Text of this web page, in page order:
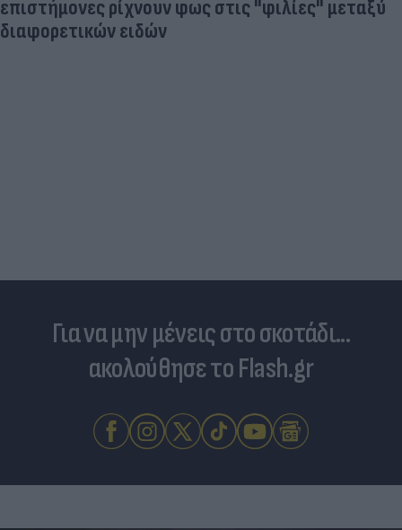
επιστήμονες ρίχνουν φως στις "φιλίες" μεταξύ
διαφορετικών ειδών
Για να μην μένεις στο σκοτάδι...
ακολούθησε το Flash.gr